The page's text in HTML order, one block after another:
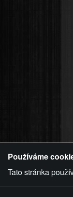
Používáme
Tato stránka